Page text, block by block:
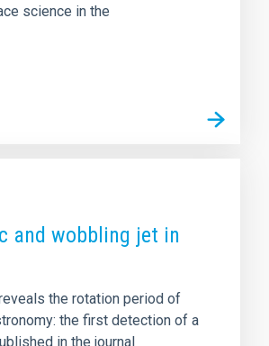
science in the
and wobbling jet in
the rotation period of
the first detection of a
in the journal